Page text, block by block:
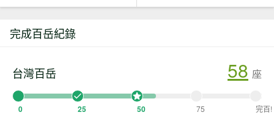
完成百岳紀錄
台灣百岳 58 座
0 25 50 75 完百!